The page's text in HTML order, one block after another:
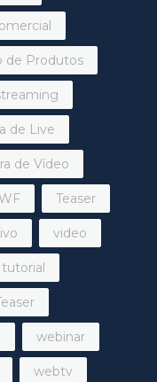
de Produtos
de Live
de Vídeo
Teaser
video
webinar
webtv